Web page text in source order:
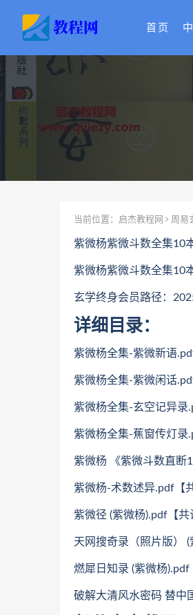
首页
当前位置： 启杰教程网 周易
紫微杨紫微斗数全集10
紫微杨紫微斗数全集10
玄学终身会员路径：
详细目录：
紫微杨全集-紫微新语
紫微杨全集-紫微闲话
紫微杨全集-玄空记异录
紫微杨全集-蕉窗传灯录
紫微杨 《紫微斗数直断
紫微杨-术数述异.pdf【
紫微径 (紫微杨).pdf【共
天网搜奇录（照片版） (
燃犀日知录 (紫微杨).pdf
破解大清风水密码 替中